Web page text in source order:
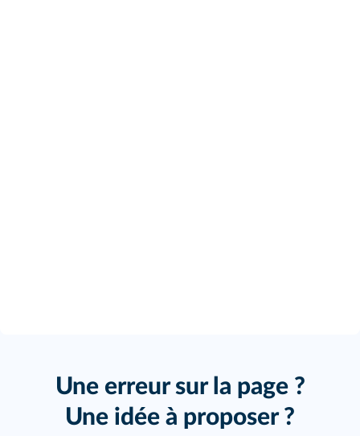
Une erreur sur la page ?
Une idée à proposer ?